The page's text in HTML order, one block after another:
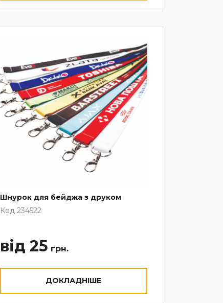
Шнурок для бейджа з друком
Код 234522
від 25 грн.
ДОКЛАДНІШЕ